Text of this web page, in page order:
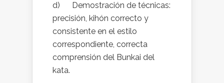
d) Demostración de técnicas:
precisión, kihón correcto y
consistente en el estilo
correspondiente, correcta
comprensión del Bunkai del
kata.